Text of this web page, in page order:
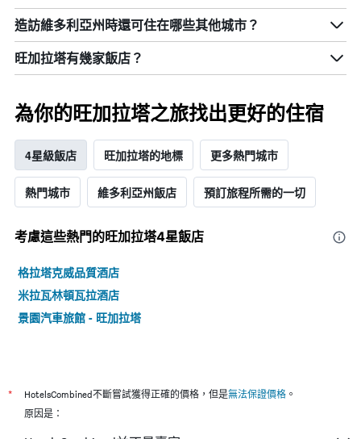
造訪維多利亞州​時還可住在哪些其他城市？
旺加拉塔​有幾家飯店？
為你的旺加拉塔之旅找出更好的住宿
4星級飯店 旺加拉塔的地標 更多熱門城市
熱門城市 維多利亞州飯店 預訂旅程所需的一切
考慮這些熱門的旺加拉塔4星​飯店
格拉塔克威品質酒店
米拉瓦林頓瓦拉酒店
景園汽車旅館 - 旺加拉塔
* HotelsCombined不斷嘗試獲得正確的價格，但是無法保證價格 。
原因是：